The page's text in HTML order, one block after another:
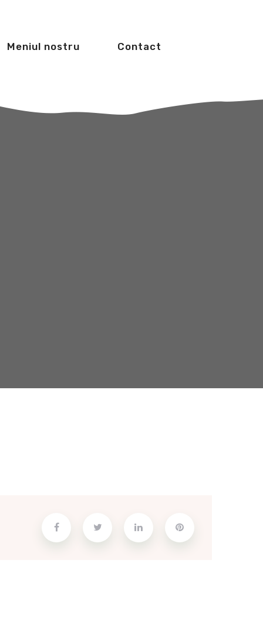
Meniul nostru Contact